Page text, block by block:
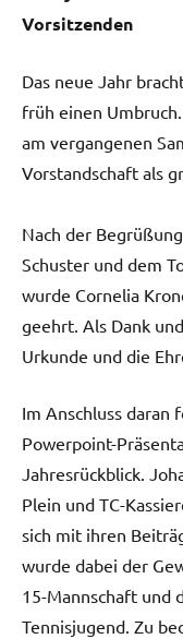
Vorsitzenden
Das neue Jahr
früh einen
am vergangenen
Vorstandschaft als
Nach der
Schuster und dem
wurde Cornelia
geehrt. Als Dank
Urkunde und die
Im Anschluss daran
Powerpoint-
Jahresrückblick.
Plein und TC-
sich mit ihren
wurde dabei der
15-Mannschaft und
Tennisjugend. Zu